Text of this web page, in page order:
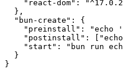
    "react-dom"
:
  },
  "bun-create"
: {
    "preinstall"
:
    "postinstall"
: [
    "start"
:
"bun run
  }
}